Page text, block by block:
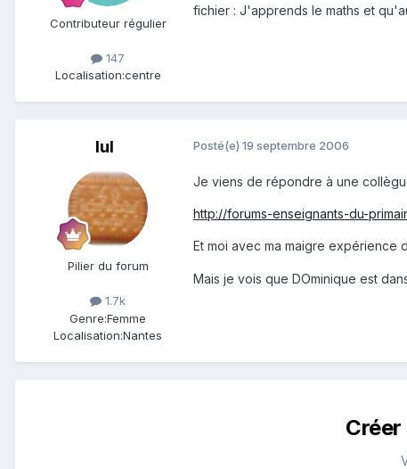
Contributeur régulier
147
Localisation:centre
fichier : J'apprends le maths et
lul
Pilier du forum
1.7k
Genre:Femme
Localisation:Nantes
Posté(e) 19 septembre 2006
Je viens de répondre à une
http://forums-enseignants-du-
Et moi avec ma maigre expérience
Mais je vois que DOminique est